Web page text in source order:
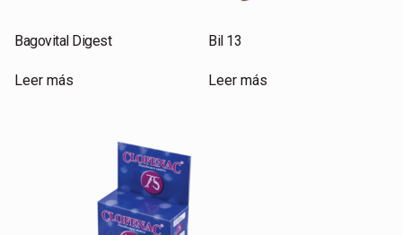
Bagovital Digest
Leer más
Bil 13
Leer más